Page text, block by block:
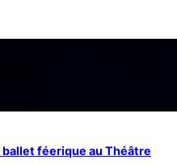
ballet féerique au Théâtre